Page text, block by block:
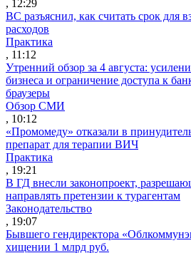
, 12:29
ВС разъяснил, как считать срок для
расходов
Практика
, 11:12
Утренний обзор за 4 августа:
бизнеса и ограничение доступа к
браузеры
Обзор СМИ
, 10:12
«Промомеду» отказали в
препарат для терапии ВИЧ
Практика
, 19:21
В ГД внесли законопроект,
направлять претензии к турагентам
Законодательство
, 19:07
Бывшего гендиректора
хищении 1 млрд руб.